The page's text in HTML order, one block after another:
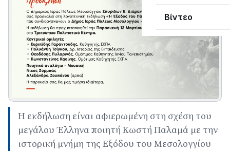
Βίντεο
Η εκδήλωση είναι αφιερωμένη στη σχέση του
μεγάλου Έλληνα ποιητή Κωστή Παλαμά με την
ιστορική μνήμη της Εξόδου του Μεσολογγίου